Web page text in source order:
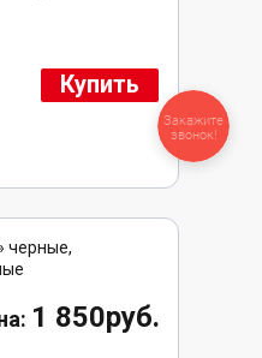
Купить
1 850руб.
Закажите
звонок!